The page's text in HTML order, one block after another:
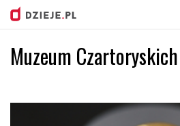
Przejdź
do
Muzeum Czartoryskich